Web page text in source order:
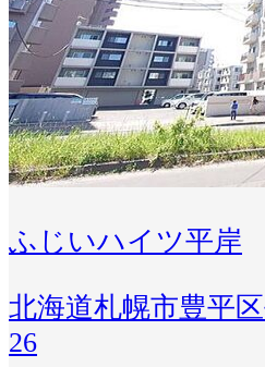
ふじいハイツ平岸
北海道札幌市豊平
26